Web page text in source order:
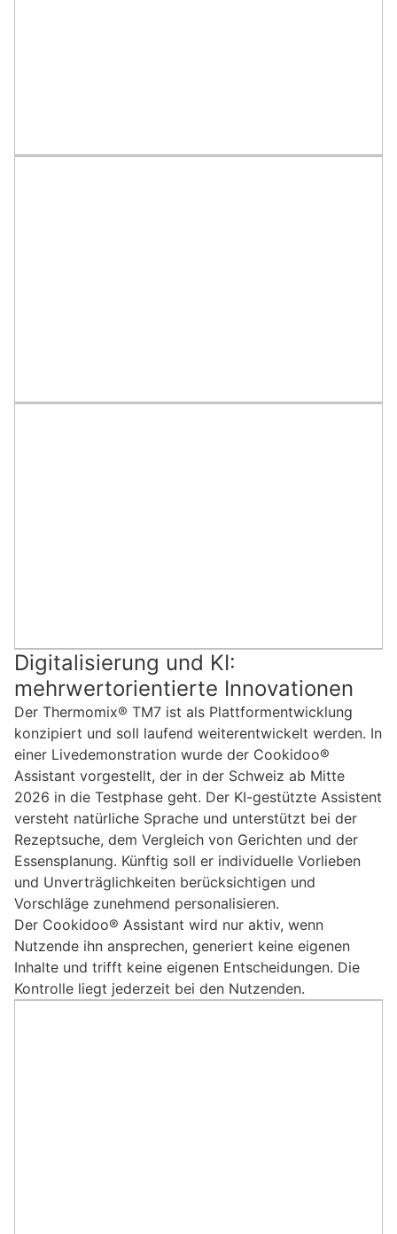
Digitalisierung und KI:
mehrwertorientierte Innovationen
Der Thermomix® TM7 ist als Plattformentwicklung
konzipiert und soll laufend weiterentwickelt werden. In
einer Livedemonstration wurde der Cookidoo®
Assistant vorgestellt, der in der Schweiz ab Mitte
2026 in die Testphase geht. Der KI-gestützte Assistent
versteht natürliche Sprache und unterstützt bei der
Rezeptsuche, dem Vergleich von Gerichten und der
Essensplanung. Künftig soll er individuelle Vorlieben
und Unverträglichkeiten berücksichtigen und
Vorschläge zunehmend personalisieren.
Der Cookidoo® Assistant wird nur aktiv, wenn
Nutzende ihn ansprechen, generiert keine eigenen
Inhalte und trifft keine eigenen Entscheidungen. Die
Kontrolle liegt jederzeit bei den Nutzenden.